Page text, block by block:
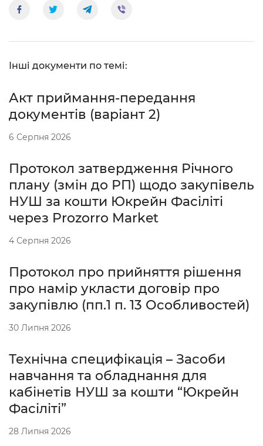
Інші документи по темі:
Акт приймання-передання
документів (варіант 2)
6 Серпня 2026
Протокол затвердження Річного
плану (змін до РП) щодо закупівель
НУШ за кошти Юкрейн Фасіліті
через Prozorro Market
4 Серпня 2026
Протокол про прийняття рішення
про намір укласти договір про
закупівлю (пп.1 п. 13 Особливостей)
30 Липня 2026
Технічна специфікація – Засоби
навчання та обладнання для
кабінетів НУШ за кошти “Юкрейн
Фасіліті”
28 Липня 2026